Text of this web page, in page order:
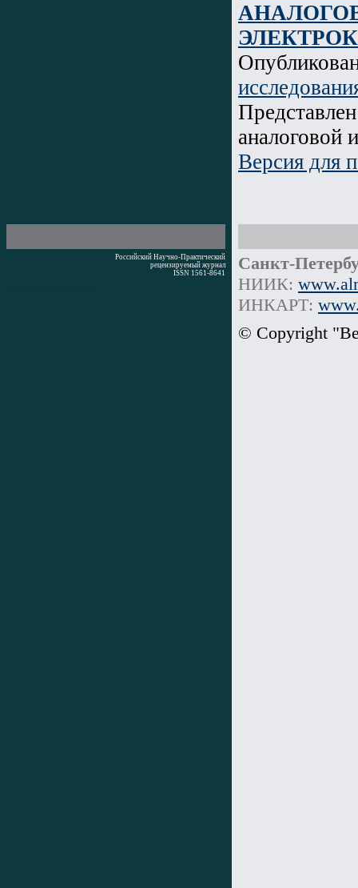
аналоговой
Версия для
Российский Научно-Практический
рецензируемый журнал
ISSN 1561-8641
Санкт-
НИИК:
ИНКАРТ:
© Copyright